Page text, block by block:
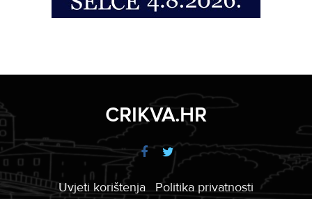
CRIKVA.HR
Uvjeti korištenja
Politika privatnosti